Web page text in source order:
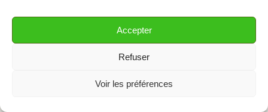
Accepter
Refuser
Voir les préférences
© 2026 Foreswing